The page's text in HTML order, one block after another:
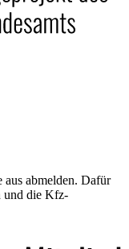
aus abmelden. Dafür
und die Kfz-